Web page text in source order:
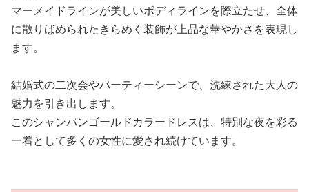
マーメイドラインが美しいボディラインを際立たせ、全体
に散りばめられたきらめく装飾が上品な華やかさを表現し
ます。
結婚式の二次会やパーティーシーンで、洗練された大人の
魅力を引き出します。
このシャンパンゴールドカラードレスは、特別な夜を彩る
一着として多くの女性に愛され続けています。